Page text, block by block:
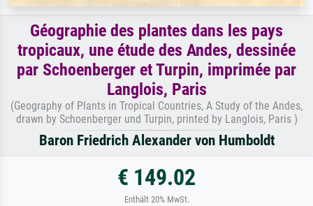
Géographie des plantes dans les pays
tropicaux, une étude des Andes, dessinée
par Schoenberger et Turpin, imprimée par
Langlois, Paris
(Geography of Plants in Tropical Countries, A Study of the Andes,
drawn by Schoenberger und Turpin, printed by Langlois, Paris )
Baron Friedrich Alexander von Humboldt
€ 149.02
Enthält 20% MwSt.